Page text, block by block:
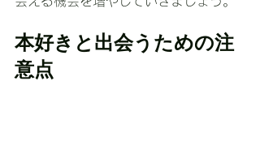
本好きと出会うための注
意点